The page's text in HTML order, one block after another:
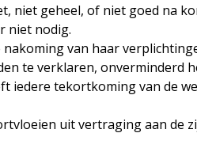
niet geheel, of niet goed na
niet nodig.
van haar
te verklaren, onverminderd
iedere tekortkoming van de
uit vertraging aan